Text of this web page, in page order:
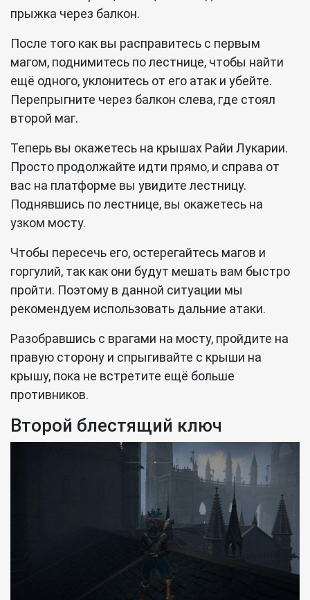
прыжка через балкон.
После того как вы расправитесь с первым
магом, поднимитесь по лестнице, чтобы найти
ещё одного, уклонитесь от его атак и убейте.
Перепрыгните через балкон слева, где стоял
второй маг.
Теперь вы окажетесь на крышах Райи Лукарии.
Просто продолжайте идти прямо, и справа от
вас на платформе вы увидите лестницу.
Поднявшись по лестнице, вы окажетесь на
узком мосту.
Чтобы пересечь его, остерегайтесь магов и
горгулий, так как они будут мешать вам быстро
пройти. Поэтому в данной ситуации мы
рекомендуем использовать дальние атаки.
Разобравшись с врагами на мосту, пройдите на
правую сторону и спрыгивайте с крыши на
крышу, пока не встретите ещё больше
противников.
Второй блестящий ключ